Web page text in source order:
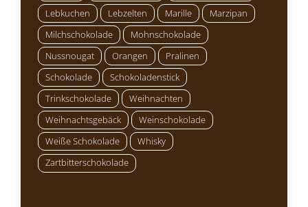
Lebkuchen
Lebzelten Marille
Marzipan
Milchschokolade
Mohnschokolade
Nussnougat
Orangen
Pralinen
Schokolade
Schokoladenstick
Trinkschokolade
Weihnachten
Weihnachtsgebäck
Weinschokolade
Weiße Schokolade
Whisky
Zartbitterschokolade